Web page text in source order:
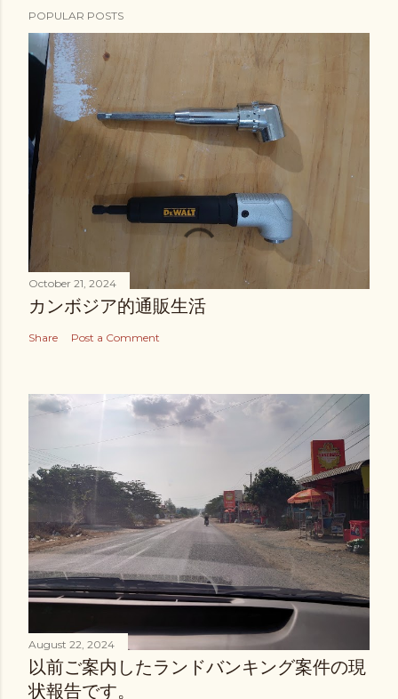
POPULAR POSTS
October 21, 2024
カンボジア的通販生活
Share Post a Comment
August 22, 2024
以前ご案内したランドバンキング案件の現
状報告です。